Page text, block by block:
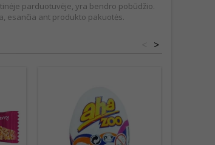
parduotuvėje, yra bendro pobūdžio.
esančia ant produkto pakuotės.
>